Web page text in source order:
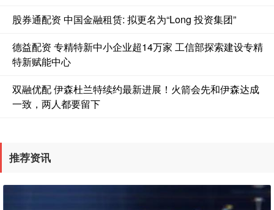
股券通配资 中国金融租赁: 拟更名为“Long 投资集团”
德益配资 专精特新中小企业超14万家 工信部探索建设专精
特新赋能中心
双融优配 伊森杜兰特续约最新进展！火箭会先和伊森达成
一致，两人都要留下
推荐资讯